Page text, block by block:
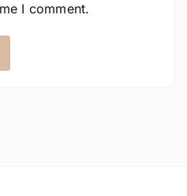
I comment.